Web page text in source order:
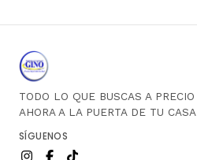
TODO LO QUE BUSCAS A PRECIO
AHORA A LA PUERTA DE TU CASA
SÍGUENOS